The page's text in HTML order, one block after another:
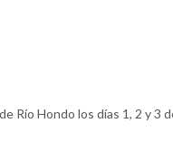
Río Hondo los días 1, 2 y 3